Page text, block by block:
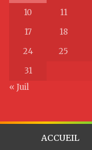
10
11
17
18
24
25
31
« Juil
ACCUEIL